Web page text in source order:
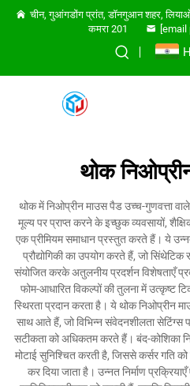
चीन, गुआंगडोंग प्रांत, डॉनगुआन शहर,
कमरा 201
[email
थोक
थोक में निओप्रीन माउस पैड उच्च-गुणवत्ता
मूल्य पर प्राप्त करने के इच्छुक व्यवसायों,
एक प्रीमियम समाधान प्रस्तुत करते हैं। ये
प्रौद्योगिकी का उपयोग करते हैं, जो
संयोजित करके अतुलनीय प्रदर्शन विशेषताएँ
फोम-आधारित विकल्पों की तुलना में उत्कृष्ट
स्थिरता प्रदान करता है। ये थोक निओप्रीन
साथ आते हैं, जो विभिन्न संवेदनशीलता
सटीकता को अधिकतम करते हैं। बंद-कोशिका
मोटाई सुनिश्चित करती है, जिससे कर्सर गति
कर दिया जाता है। उन्नत निर्माण